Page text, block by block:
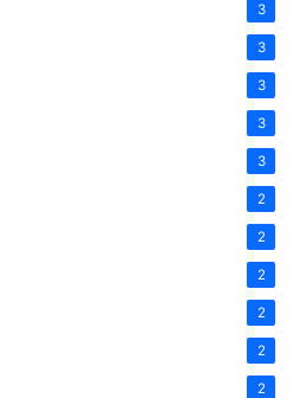
3
3
3
3
3
2
2
2
2
2
2